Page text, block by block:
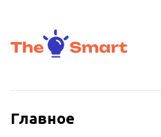
Главное